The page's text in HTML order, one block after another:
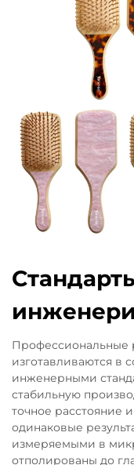
Профессиональные
изготавливаются в
инженерными
стабильную
точное расстояние
одинаковые
измеряемыми в
отполированы до